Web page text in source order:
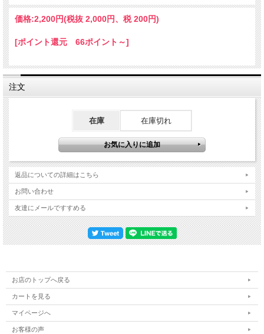
価格:2,200円(税抜 2,000円、税 200円)
[ポイント還元 66ポイント～]
注文
在庫 在庫切れ
返品についての詳細はこちら
お問い合わせ
友達にメールですすめる
お店のトップへ戻る
カートを見る
マイページへ
お客様の声